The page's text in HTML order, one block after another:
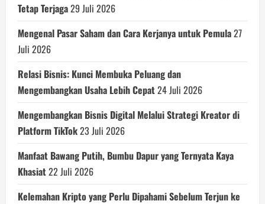
Tetap Terjaga29 Juli 2026
Mengenal Pasar Saham dan Cara Kerjanya untuk Pemula27
Juli 2026
Relasi Bisnis: Kunci Membuka Peluang dan
Mengembangkan Usaha Lebih Cepat24 Juli 2026
Mengembangkan Bisnis Digital Melalui Strategi Kreator di
Platform TikTok23 Juli 2026
Manfaat Bawang Putih, Bumbu Dapur yang Ternyata Kaya
Khasiat22 Juli 2026
Kelemahan Kripto yang Perlu Dipahami Sebelum Terjun ke